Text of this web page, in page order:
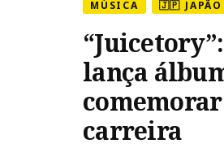
MÚSICA 🇯🇵 JAPÃO
lança
comemorar
carreira